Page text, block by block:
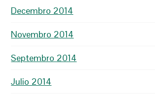
Decembro 2014
Novembro 2014
Septembro 2014
Julio 2014